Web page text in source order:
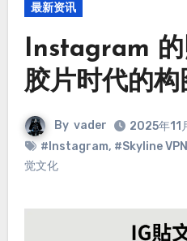
最新资讯
Instagram 的
胶片时代的构
By vader
2025年11
#Instagram, #Skyline VPN
觉文化